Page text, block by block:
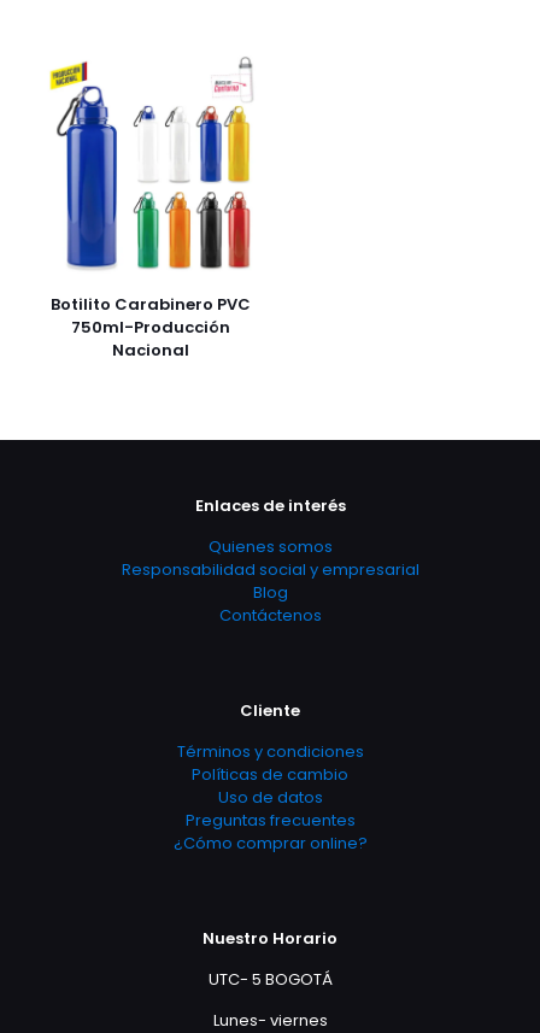
Botilito Carabinero PVC
750ml-Producción
Nacional
Enlaces de interés
Quienes somos
Responsabilidad social y empresarial
Blog
Contáctenos
Cliente
Términos y condiciones
Políticas de cambio
Uso de datos
Preguntas frecuentes
¿Cómo comprar online?
Nuestro Horario
UTC- 5 BOGOTÁ
Lunes- viernes